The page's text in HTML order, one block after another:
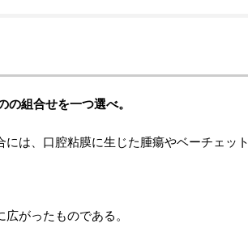
組合せを一つ選べ。
は、口腔粘膜に生じた腫瘍やベーチェット
がったものである。